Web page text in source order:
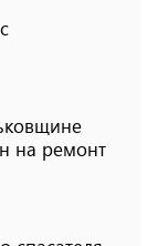
на ремонт